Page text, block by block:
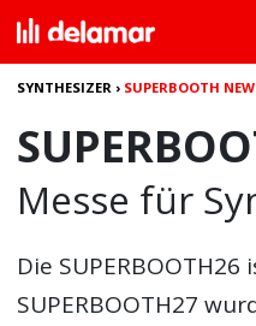
SYNTHESIZER › SUPERBOOTH
Messe für
Die SUPERBOOTH26
SUPERBOOTH27